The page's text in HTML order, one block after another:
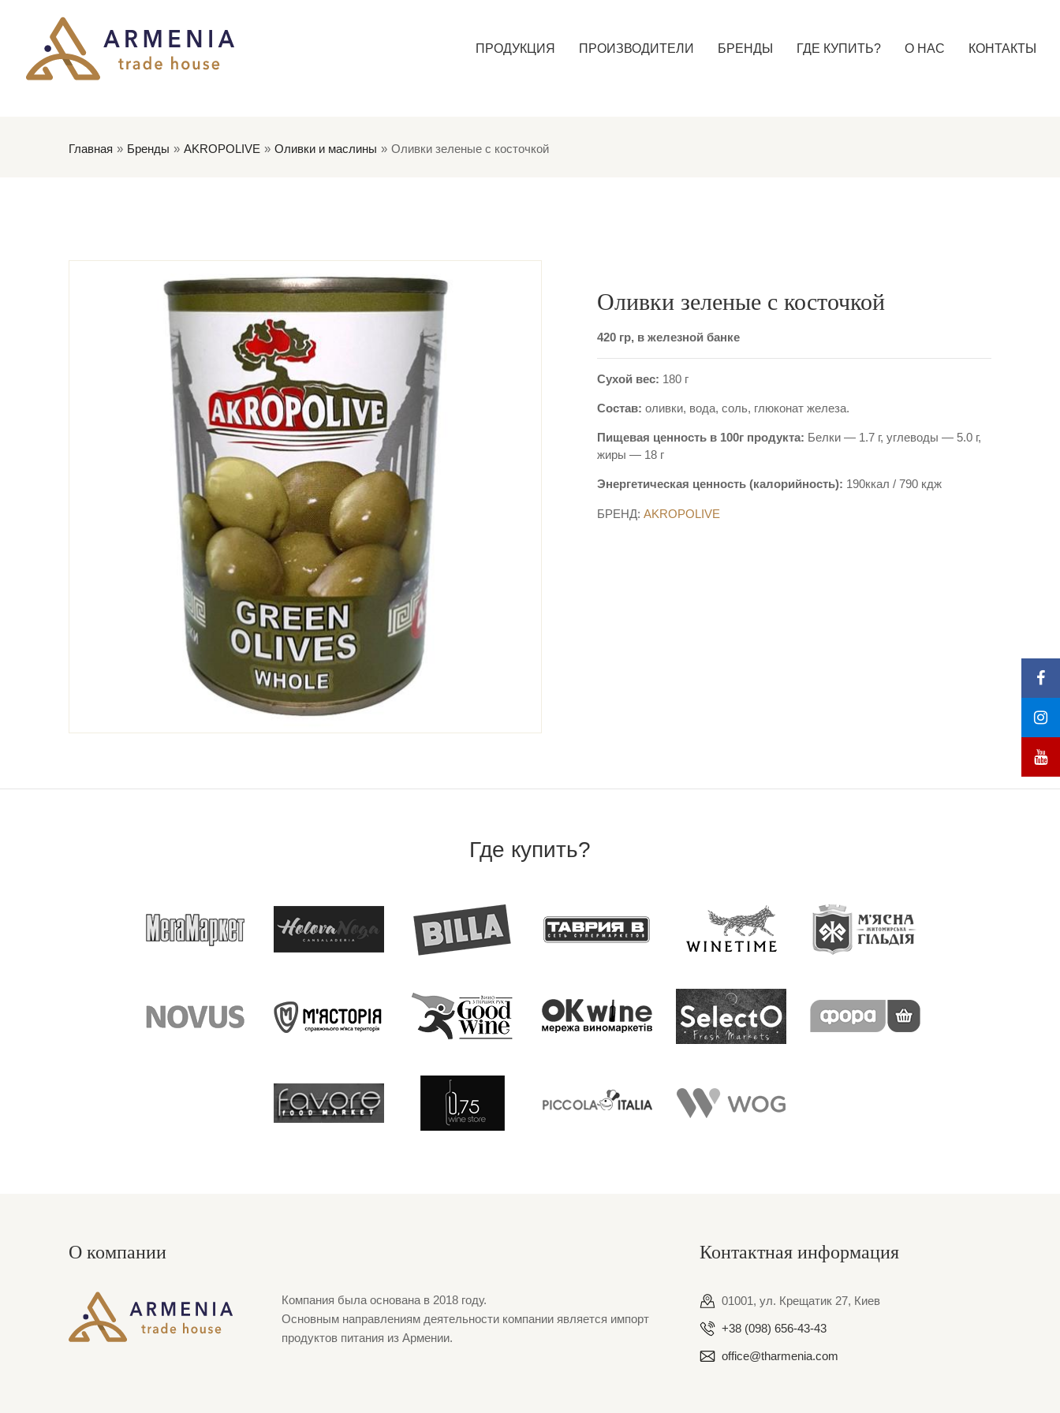
ПРОДУКЦИЯ ПРОИЗВОДИТЕЛИ БРЕНДЫ ГДЕ КУПИТЬ? О НАС КОНТАКТЫ
Главная Бренды AKROPOLIVE Оливки и маслины Оливки зеленые с косточкой
Оливки зеленые с косточкой
420 гр, в железной банке
Сухой вес: 180 г
Состав: оливки, вода, соль, глюконат железа.
Пищевая ценность в 100г продукта: Белки — 1.7 г, углеводы — 5.0 г,
жиры — 18 г
Энергетическая ценность (калорийность): 190ккал / 790 кдж
БРЕНД: AKROPOLIVE
Где купить?
О компании
Компания была основана в 2018 году.
Основным направлениям деятельности компании является импорт
продуктов питания из Армении.
Контактная информация
01001, ул. Крещатик 27, Киев
+38 (098) 656-43-43
office@tharmenia.com